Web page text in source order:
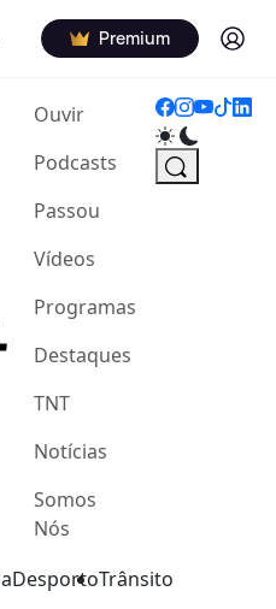
Premium Log in
Ouvir(current)
Podcasts
Passou
Vídeos
Programas
Destaques
TNT
Notícias
Somos
Nós
DesportoTrânsito